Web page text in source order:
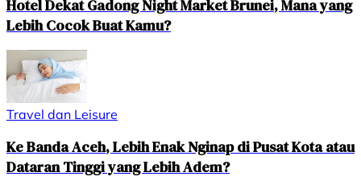
Hotel Dekat Gadong Night Market Brunei, Mana yang
Lebih Cocok Buat Kamu?
Travel dan Leisure
Ke Banda Aceh, Lebih Enak Nginap di Pusat Kota atau
Dataran Tinggi yang Lebih Adem?